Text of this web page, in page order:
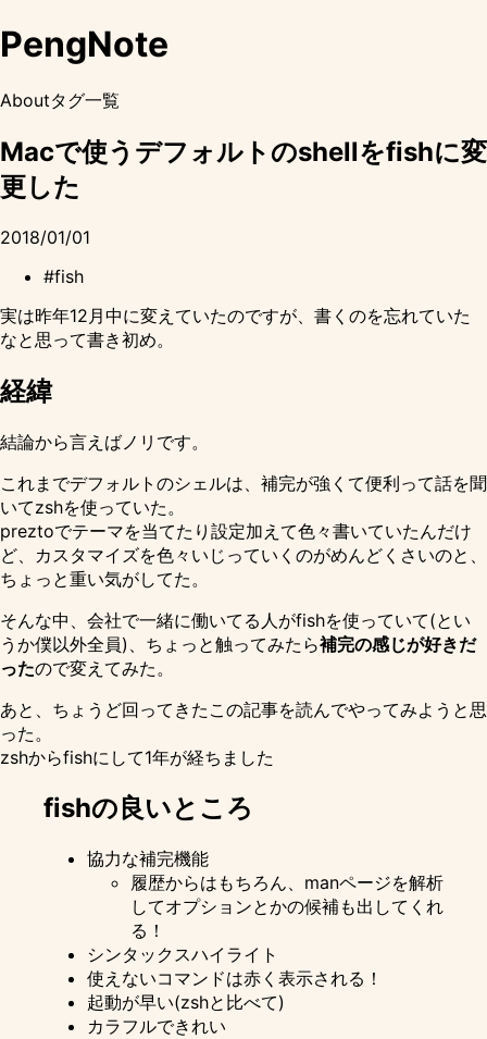
PengNote
Aboutタグ一覧
Macで使うデフォルトのshellをfishに変
更した
2018/01/01
#fish
実は昨年12月中に変えていたのですが、書くのを忘れていた
なと思って書き初め。
経緯
結論から言えばノリです。
これまでデフォルトのシェルは、補完が強くて便利って話を聞
いてzshを使っていた。
preztoでテーマを当てたり設定加えて色々書いていたんだけ
ど、カスタマイズを色々いじっていくのがめんどくさいのと、
ちょっと重い気がしてた。
そんな中、会社で一緒に働いてる人がfishを使っていて(とい
うか僕以外全員)、ちょっと触ってみたら補完の感じが好きだ
ったので変えてみた。
あと、ちょうど回ってきたこの記事を読んでやってみようと思
った。
zshからfishにして1年が経ちました
fishの良いところ
協力な補完機能
履歴からはもちろん、manページを解析
してオプションとかの候補も出してくれ
る！
シンタックスハイライト
使えないコマンドは赤く表示される！
起動が早い(zshと比べて)
カラフルできれい